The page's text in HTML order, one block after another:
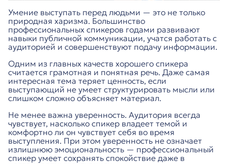
Умение выступать перед людьми — это не только
природная харизма. Большинство
профессиональных спикеров годами развивают
навыки публичной коммуникации, учатся работать с
аудиторией и совершенствуют подачу информации.
Одним из главных качеств хорошего спикера
считается грамотная и понятная речь. Даже самая
интересная тема теряет ценность, если
выступающий не умеет структурировать мысли или
слишком сложно объясняет материал.
Не менее важна уверенность. Аудитория всегда
чувствует, насколько спикер владеет темой и
комфортно ли он чувствует себя во время
выступления. При этом уверенность не означает
излишнюю эмоциональность — профессиональный
спикер умеет сохранять спокойствие даже в